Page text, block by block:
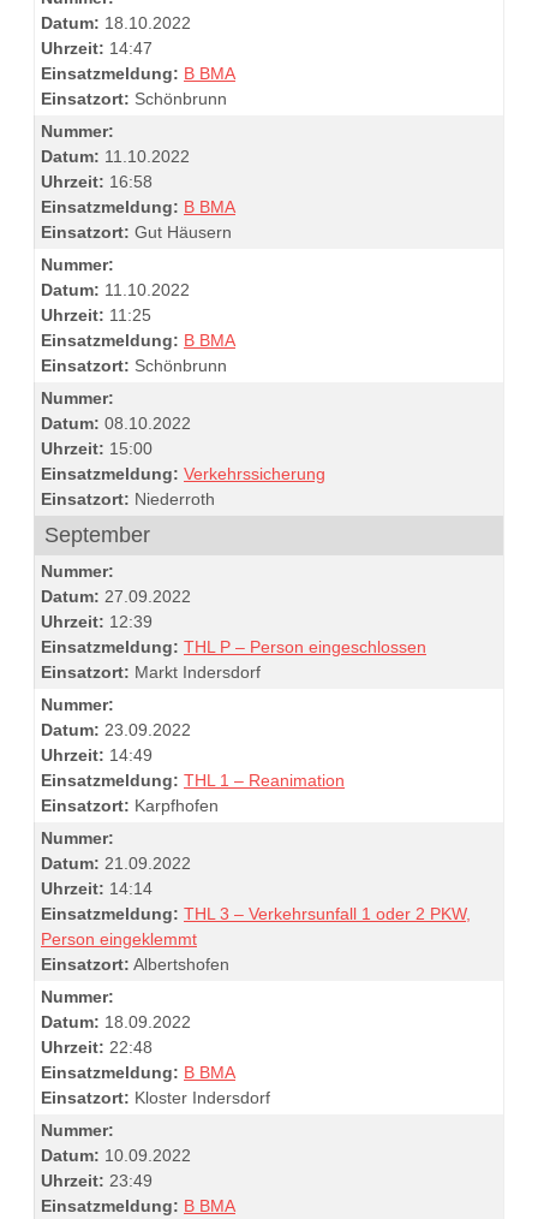
Datum: 18.10.2022
Uhrzeit: 14:47
Einsatzmeldung: B BMA
Einsatzort: Schönbrunn
Nummer:
Datum: 11.10.2022
Uhrzeit: 16:58
Einsatzmeldung: B BMA
Einsatzort: Gut Häusern
Nummer:
Datum: 11.10.2022
Uhrzeit: 11:25
Einsatzmeldung: B BMA
Einsatzort: Schönbrunn
Nummer:
Datum: 08.10.2022
Uhrzeit: 15:00
Einsatzmeldung: Verkehrssicherung
Einsatzort: Niederroth
September
Nummer:
Datum: 27.09.2022
Uhrzeit: 12:39
Einsatzmeldung: THL P – Person eingeschlossen
Einsatzort: Markt Indersdorf
Nummer:
Datum: 23.09.2022
Uhrzeit: 14:49
Einsatzmeldung: THL 1 – Reanimation
Einsatzort: Karpfhofen
Nummer:
Datum: 21.09.2022
Uhrzeit: 14:14
Einsatzmeldung: THL 3 – Verkehrsunfall 1 oder 2 PKW,
Person eingeklemmt
Einsatzort: Albertshofen
Nummer:
Datum: 18.09.2022
Uhrzeit: 22:48
Einsatzmeldung: B BMA
Einsatzort: Kloster Indersdorf
Nummer:
Datum: 10.09.2022
Uhrzeit: 23:49
Einsatzmeldung: B BMA